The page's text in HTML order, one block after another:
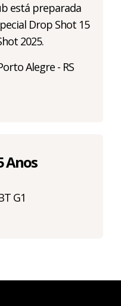
está preparada
Drop Shot 15
2025.
Alegre - RS
Anos
G1